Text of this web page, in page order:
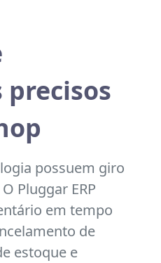
possuem giro
Pluggar ERP
em tempo
de
estoque e